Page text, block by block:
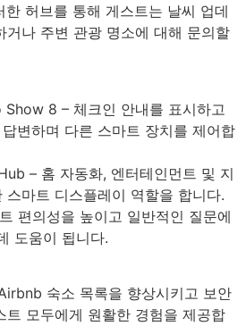
허브를 통해 게스트는 날씨 업데
거나 주변 관광 명소에 대해 문의할
8 – 체크인 안내를 표시하고
변하며 다른 스마트 장치를 제어합
– 홈 자동화, 엔터테인먼트 및 지
스마트 디스플레이 역할을 합니다.
편의성을 높이고 일반적인 질문에
도움이 됩니다.
숙소 목록을 향상시키고 보안
트 모두에게 원활한 경험을 제공합